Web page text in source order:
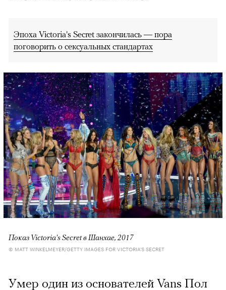
00:00 / 00:00
Эпоха Victoria's Secret закончилась — пора
поговорить о сексуальных стандартах
Показ Victoria's Secret в Шанхае, 2017
© MATT WINKELMEYER/GETTY IMAGES FOR VICTORIA'S SECRET
Умер один из основателей Vans Пол